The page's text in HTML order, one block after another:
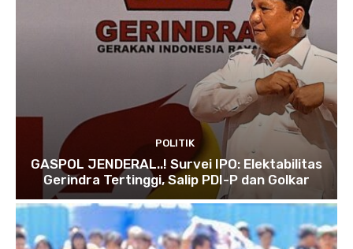
POLITIK
GASPOL JENDERAL..! Survei IPO: Elektabilitas
Gerindra Tertinggi, Salip PDI-P dan Golkar